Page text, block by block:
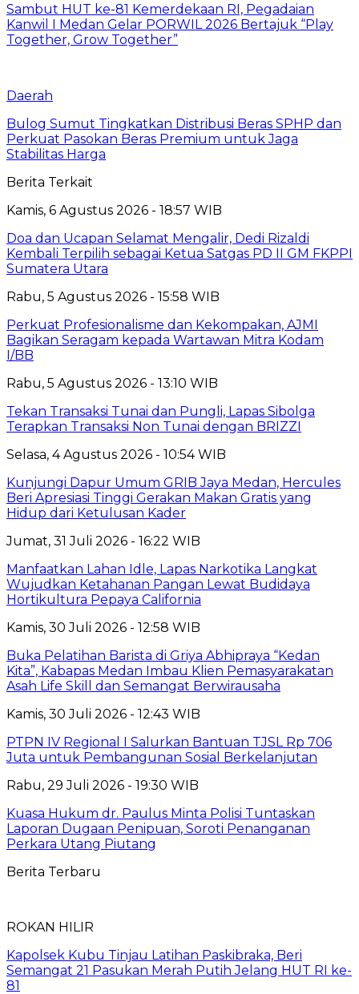
Sambut HUT ke-81 Kemerdekaan RI, Pegadaian
Kanwil I Medan Gelar PORWIL 2026 Bertajuk “Play
Together, Grow Together”
Daerah
Bulog Sumut Tingkatkan Distribusi Beras SPHP dan
Perkuat Pasokan Beras Premium untuk Jaga
Stabilitas Harga
Berita Terkait
Kamis, 6 Agustus 2026 - 18:57 WIB
Doa dan Ucapan Selamat Mengalir, Dedi Rizaldi
Kembali Terpilih sebagai Ketua Satgas PD II GM FKPPI
Sumatera Utara
Rabu, 5 Agustus 2026 - 15:58 WIB
Perkuat Profesionalisme dan Kekompakan, AJMI
Bagikan Seragam kepada Wartawan Mitra Kodam
I/BB
Rabu, 5 Agustus 2026 - 13:10 WIB
Tekan Transaksi Tunai dan Pungli, Lapas Sibolga
Terapkan Transaksi Non Tunai dengan BRIZZI
Selasa, 4 Agustus 2026 - 10:54 WIB
Kunjungi Dapur Umum GRIB Jaya Medan, Hercules
Beri Apresiasi Tinggi Gerakan Makan Gratis yang
Hidup dari Ketulusan Kader
Jumat, 31 Juli 2026 - 16:22 WIB
Manfaatkan Lahan Idle, Lapas Narkotika Langkat
Wujudkan Ketahanan Pangan Lewat Budidaya
Hortikultura Pepaya California
Kamis, 30 Juli 2026 - 12:58 WIB
Buka Pelatihan Barista di Griya Abhipraya “Kedan
Kita”, Kabapas Medan Imbau Klien Pemasyarakatan
Asah Life Skill dan Semangat Berwirausaha
Kamis, 30 Juli 2026 - 12:43 WIB
PTPN IV Regional I Salurkan Bantuan TJSL Rp 706
Juta untuk Pembangunan Sosial Berkelanjutan
Rabu, 29 Juli 2026 - 19:30 WIB
Kuasa Hukum dr. Paulus Minta Polisi Tuntaskan
Laporan Dugaan Penipuan, Soroti Penanganan
Perkara Utang Piutang
Berita Terbaru
ROKAN HILIR
Kapolsek Kubu Tinjau Latihan Paskibraka, Beri
Semangat 21 Pasukan Merah Putih Jelang HUT RI ke-
81